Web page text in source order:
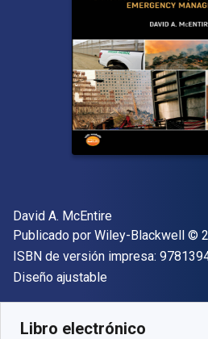
Autor(es)
David A. McEntire
Editor
Publicado por Wiley-Blackwell ©
ISBN de versión impresa:
Formato
Diseño ajustable
Libro electrónico